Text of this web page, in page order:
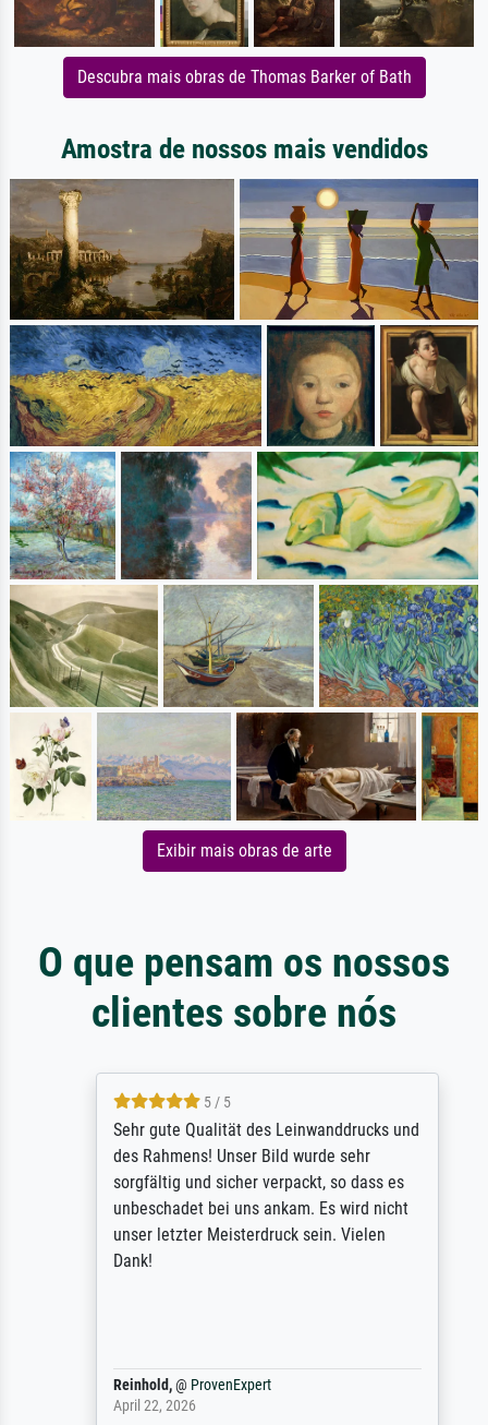
Descubra mais obras de Thomas Barker of Bath
Amostra de nossos mais vendidos
Exibir mais obras de arte
O que pensam os nossos
clientes sobre nós
5 / 5
Sehr gute Qualität des Leinwanddrucks und
des Rahmens! Unser Bild wurde sehr
sorgfältig und sicher verpackt, so dass es
unbeschadet bei uns ankam. Es wird nicht
unser letzter Meisterdruck sein. Vielen
Dank!
Reinhold,@ProvenExpert
April 22, 2026